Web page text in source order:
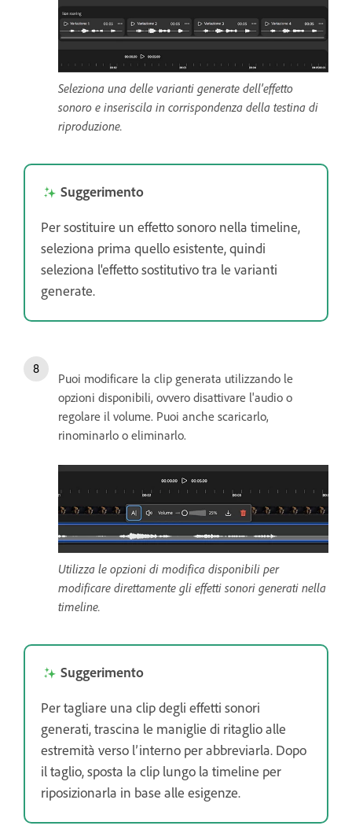
Seleziona una delle varianti generate dell'effetto
sonoro e inseriscila in corrispondenza della testina di
riproduzione.
Suggerimento
Per sostituire un effetto sonoro nella timeline,
seleziona prima quello esistente, quindi
seleziona l'effetto sostitutivo tra le varianti
generate.
Puoi modificare la clip generata utilizzando le
opzioni disponibili, ovvero disattivare l'audio o
regolare il volume. Puoi anche scaricarlo,
rinominarlo o eliminarlo.
Utilizza le opzioni di modifica disponibili per
modificare direttamente gli effetti sonori generati nella
timeline.
Suggerimento
Per tagliare una clip degli effetti sonori
generati, trascina le maniglie di ritaglio alle
estremità verso l’interno per abbreviarla. Dopo
il taglio, sposta la clip lungo la timeline per
riposizionarla in base alle esigenze.